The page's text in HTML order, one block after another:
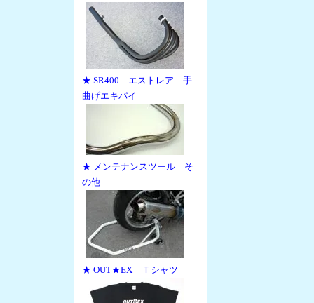
★ SR400 エストレア 手
曲げエキパイ
★ メンテナンスツール そ
の他
★ OUT★EX Ｔシャツ